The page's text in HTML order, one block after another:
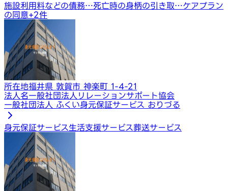
施設利用料などの債務…死亡時の身柄の引き取…ケアプラン
の同意+2件
所在地福井県 敦賀市 神楽町 1-4-21
法人名一般社団法人リレーションサポート協会
一般社団法人 ふくい身元保証サービス おりづる
身元保証サービス生活支援サービス葬送サービス